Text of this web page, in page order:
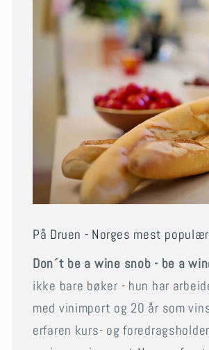
På Druen - Norges mest
Don´t be a wine snob - be a
ikke bare bøker - hun har
med vinimport og 20 år som
erfaren kurs- og